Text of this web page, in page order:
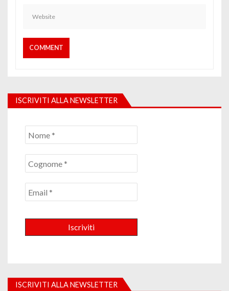
ISCRIVITI ALLA NEWSLETTER
ISCRIVITI ALLA NEWSLETTER